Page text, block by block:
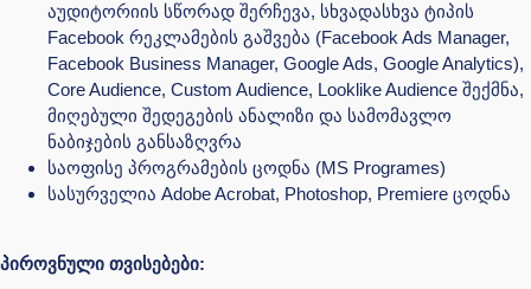
აუდიტორიის სწორად შერჩევა, სხვადასხვა ტიპის
Facebook რეკლამების გაშვება (Facebook Ads Manager,
Facebook Business Manager, Google Ads, Google Analytics),
Core Audience, Custom Audience, Looklike Audience შექმნა,
მიღებული შედეგების ანალიზი და სამომავლო
ნაბიჯების განსაზღვრა
საოფისე პროგრამების ცოდნა (MS Programes)
სასურველია Adobe Acrobat, Photoshop, Premiere ცოდნა
პიროვნული თვისებები: